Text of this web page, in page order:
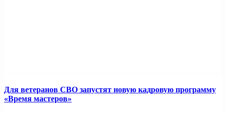
Для ветеранов СВО запустят новую кадровую программу
«Время мастеров»